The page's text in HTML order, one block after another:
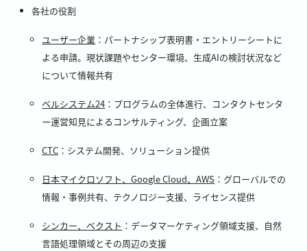
各社の役割
ユーザー企業 ：パートナシップ表明書・エントリーシートに
よる申請。現状課題やセンター環境、生成AIの検討状況など
について情報共有
ベルシステム24 ：プログラムの全体進行、コンタクトセンタ
ー運営知見によるコンサルティング、企画立案
CTC ：システム開発、ソリューション提供
日本マイクロソフト、Google Cloud、AWS ：グローバルでの
情報・事例共有、テクノロジー支援、ライセンス提供
シンカー、ベクスト ：データマーケティング領域支援、自然
言語処理領域とその周辺の支援